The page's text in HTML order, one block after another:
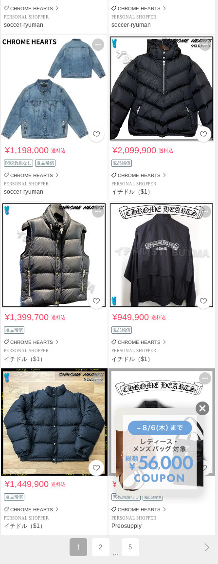
CHROME HEARTS
PERSONAL SHOPPER
soccer-ryuman
CHROME HEARTS
PERSONAL SHOPPER
soccer-ryuman
¥1,198,000送料込
関税負担なし 返品補償
CHROME HEARTS
PERSONAL SHOPPER
soccer-ryuman
¥2,099,900送料込
返品補償
CHROME HEARTS
PERSONAL SHOPPER
イチドル（$1）
¥1,399,700送料込
返品補償
CHROME HEARTS
PERSONAL SHOPPER
イチドル（$1）
¥949,900送料込
返品補償
CHROME HEARTS
PERSONAL SHOPPER
イチドル（$1）
¥1,449,900送料込
返品補償
CHROME HEARTS
PERSONAL SHOPPER
イチドル（$1）
¥5,000,000 送料込
関税負担なし 返品補償
CHROME HEARTS
PERSONAL SHOPPER
Preosupply
1 2 5